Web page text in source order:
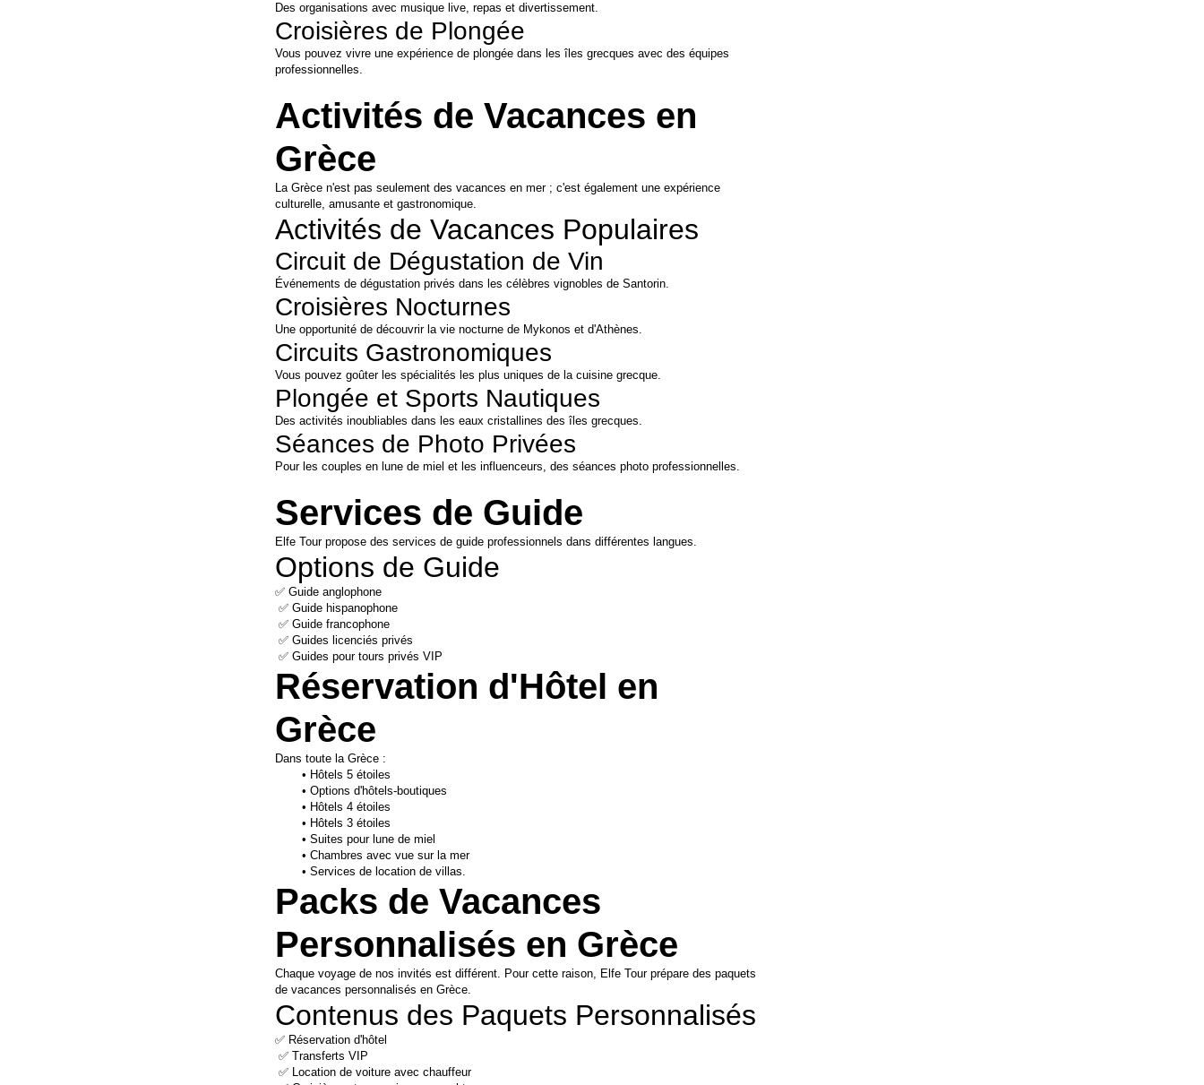
Des organisations avec musique live, repas et divertissement.
Croisières de Plongée
Vous pouvez vivre une expérience de plongée dans les îles grecques avec des équipes
professionnelles.
Activités de Vacances en
Grèce
La Grèce n'est pas seulement des vacances en mer ; c'est également une expérience
culturelle, amusante et gastronomique.
Activités de Vacances Populaires
Circuit de Dégustation de Vin
Événements de dégustation privés dans les célèbres vignobles de Santorin.
Croisières Nocturnes
Une opportunité de découvrir la vie nocturne de Mykonos et d'Athènes.
Circuits Gastronomiques
Vous pouvez goûter les spécialités les plus uniques de la cuisine grecque.
Plongée et Sports Nautiques
Des activités inoubliables dans les eaux cristallines des îles grecques.
Séances de Photo Privées
Pour les couples en lune de miel et les influenceurs, des séances photo professionnelles.
Services de Guide
Elfe Tour propose des services de guide professionnels dans différentes langues.
Options de Guide
✅ Guide anglophone
✅ Guide hispanophone
✅ Guide francophone
✅ Guides licenciés privés
✅ Guides pour tours privés VIP
Réservation d'Hôtel en
Grèce
Dans toute la Grèce :
Hôtels 5 étoiles
Options d'hôtels-boutiques
Hôtels 4 étoiles
Hôtels 3 étoiles
Suites pour lune de miel
Chambres avec vue sur la mer
Services de location de villas.
Packs de Vacances
Personnalisés en Grèce
Chaque voyage de nos invités est différent. Pour cette raison, Elfe Tour prépare des paquets
de vacances personnalisés en Grèce.
Contenus des Paquets Personnalisés
✅ Réservation d'hôtel
✅ Transferts VIP
✅ Location de voiture avec chauffeur